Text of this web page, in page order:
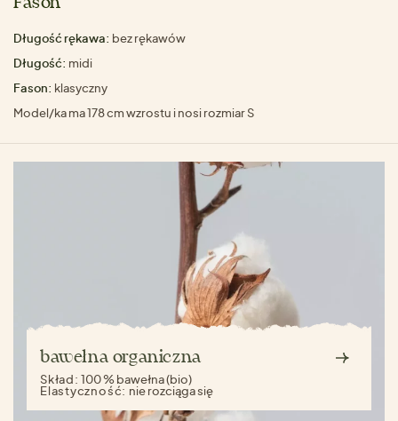
Długość rękawa: bez rękawów
Długość: midi
Fason: klasyczny
Model/ka ma 178 cm wzrostu i nosi rozmiar S
bawełna organiczna
Skład:100 % bawełna (bio)
Elastyczność: nie rozciąga się